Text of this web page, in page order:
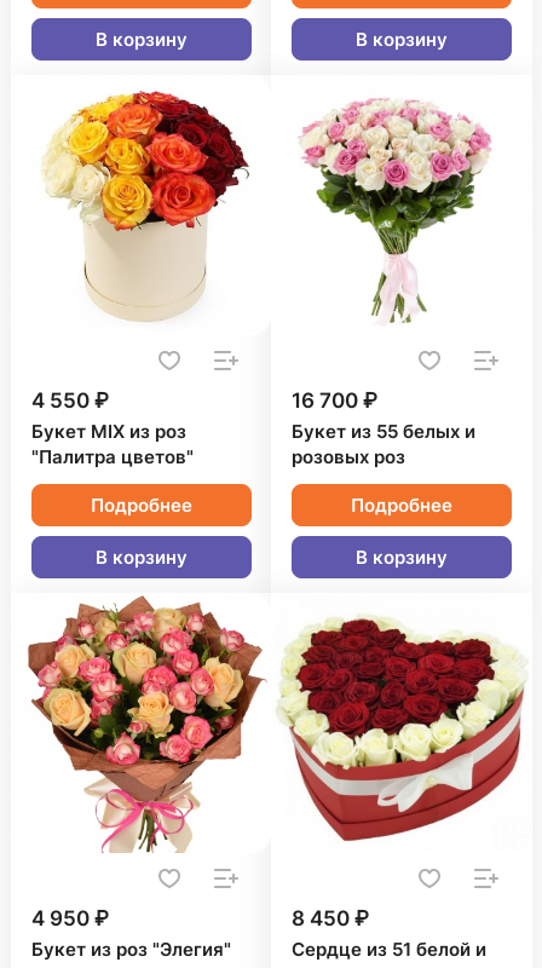
В корзину В корзину
4 550 ₽
Букет MIX из роз
"Палитра цветов"
Подробнее
В корзину
16 700 ₽
Букет из 55 белых и
розовых роз
Подробнее
В корзину
4 950 ₽
Букет из роз "Элегия"
8 450 ₽
Сердце из 51 белой и